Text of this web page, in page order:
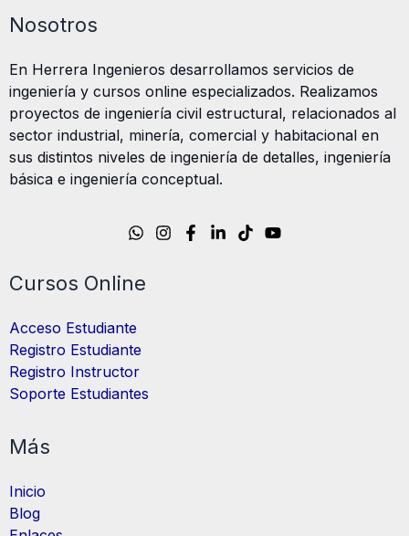
Nosotros
En Herrera Ingenieros desarrollamos servicios de
ingeniería y cursos online especializados. Realizamos
proyectos de ingeniería civil estructural, relacionados al
sector industrial, minería, comercial y habitacional en
sus distintos niveles de ingeniería de detalles, ingeniería
básica e ingeniería conceptual.
Cursos Online
Acceso Estudiante
Registro Estudiante
Registro Instructor
Soporte Estudiantes
Más
Inicio
Blog